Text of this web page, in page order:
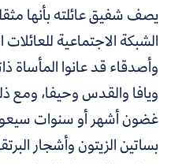
يصف شفيق عائلته بأنها
الشبكة الاجتماعية
وأصدقاء قد عانوا المأساة
ويافا والقدس وحيفا، ومع
غضون أشهر أو سنوات
بساتين الزيتون وأشجار